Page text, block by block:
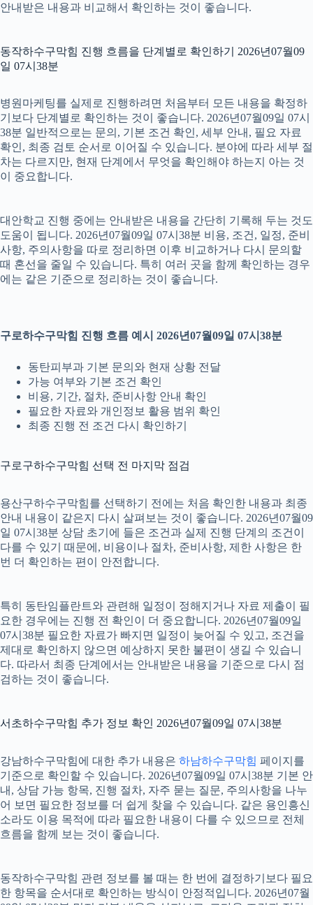
안내받은 내용과 비교해서 확인하는 것이 좋습니다.
동작하수구막힘 진행 흐름을 단계별로 확인하기 2026년07월09
일 07시38분
병원마케팅를 실제로 진행하려면 처음부터 모든 내용을 확정하
기보다 단계별로 확인하는 것이 좋습니다. 2026년07월09일 07시
38분 일반적으로는 문의, 기본 조건 확인, 세부 안내, 필요 자료
확인, 최종 검토 순서로 이어질 수 있습니다. 분야에 따라 세부 절
차는 다르지만, 현재 단계에서 무엇을 확인해야 하는지 아는 것
이 중요합니다.
대안학교 진행 중에는 안내받은 내용을 간단히 기록해 두는 것도
도움이 됩니다. 2026년07월09일 07시38분 비용, 조건, 일정, 준비
사항, 주의사항을 따로 정리하면 이후 비교하거나 다시 문의할
때 혼선을 줄일 수 있습니다. 특히 여러 곳을 함께 확인하는 경우
에는 같은 기준으로 정리하는 것이 좋습니다.
구로하수구막힘 진행 흐름 예시 2026년07월09일 07시38분
동탄피부과 기본 문의와 현재 상황 전달
가능 여부와 기본 조건 확인
비용, 기간, 절차, 준비사항 안내 확인
필요한 자료와 개인정보 활용 범위 확인
최종 진행 전 조건 다시 확인하기
구로구하수구막힘 선택 전 마지막 점검
용산구하수구막힘를 선택하기 전에는 처음 확인한 내용과 최종
안내 내용이 같은지 다시 살펴보는 것이 좋습니다. 2026년07월09
일 07시38분 상담 초기에 들은 조건과 실제 진행 단계의 조건이
다를 수 있기 때문에, 비용이나 절차, 준비사항, 제한 사항은 한
번 더 확인하는 편이 안전합니다.
특히 동탄임플란트와 관련해 일정이 정해지거나 자료 제출이 필
요한 경우에는 진행 전 확인이 더 중요합니다. 2026년07월09일
07시38분 필요한 자료가 빠지면 일정이 늦어질 수 있고, 조건을
제대로 확인하지 않으면 예상하지 못한 불편이 생길 수 있습니
다. 따라서 최종 단계에서는 안내받은 내용을 기준으로 다시 점
검하는 것이 좋습니다.
서초하수구막힘 추가 정보 확인 2026년07월09일 07시38분
강남하수구막힘에 대한 추가 내용은 하남하수구막힘 페이지를
기준으로 확인할 수 있습니다. 2026년07월09일 07시38분 기본 안
내, 상담 가능 항목, 진행 절차, 자주 묻는 질문, 주의사항을 나누
어 보면 필요한 정보를 더 쉽게 찾을 수 있습니다. 같은 용인흥신
소라도 이용 목적에 따라 필요한 내용이 다를 수 있으므로 전체
흐름을 함께 보는 것이 좋습니다.
동작하수구막힘 관련 정보를 볼 때는 한 번에 결정하기보다 필요
한 항목을 순서대로 확인하는 방식이 안정적입니다. 2026년07월